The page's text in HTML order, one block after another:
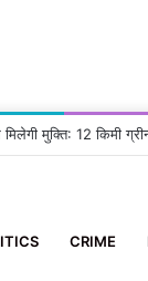
मुक्ति: 12 किमी
CRIME